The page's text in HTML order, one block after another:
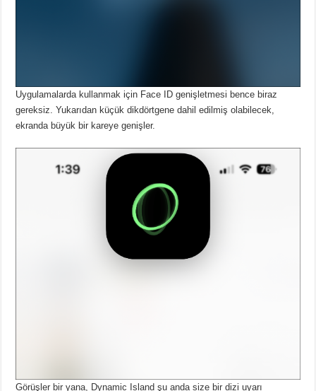
Uygulamalarda kullanmak için Face ID genişletmesi bence biraz
gereksiz.Yukarıdan küçük dikdörtgene dahil edilmiş olabilecek,
ekranda büyük bir kareye genişler.
Görüşler bir yana, Dynamic Island şu anda size bir dizi uyarı